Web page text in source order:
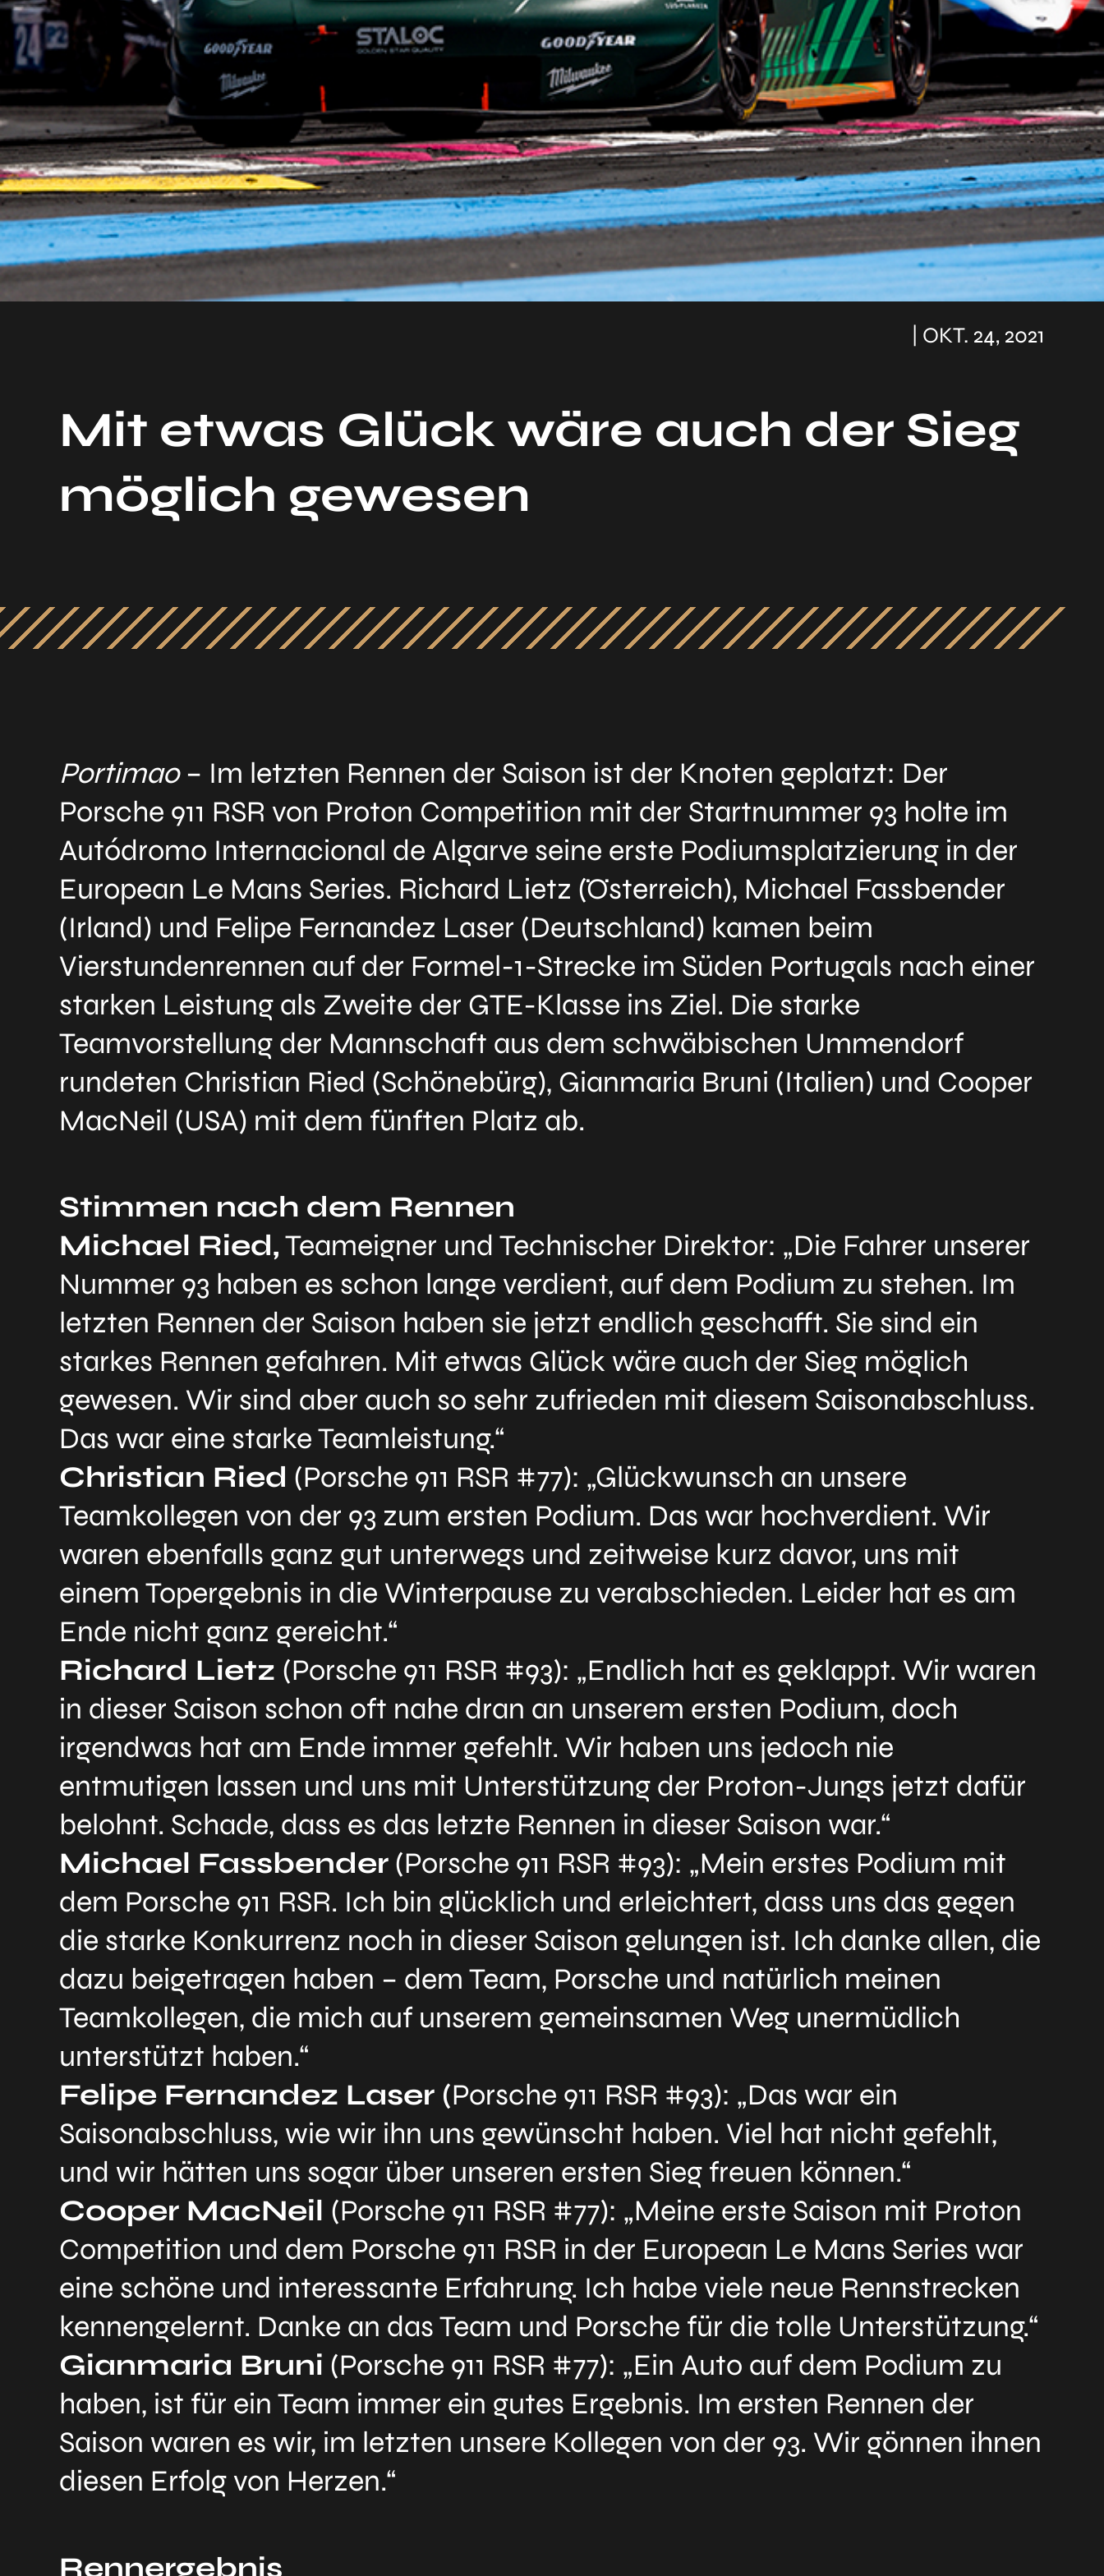
| OKT. 24, 2021
Mit etwas Glück wäre auch der Sieg
möglich gewesen
Portimao– Im letzten Rennen der Saison ist der Knoten geplatzt: Der
Porsche 911 RSR von Proton Competition mit der Startnummer 93 holte im
Autódromo Internacional de Algarve seine erste Podiumsplatzierung in der
European Le Mans Series. Richard Lietz (Österreich), Michael Fassbender
(Irland) und Felipe Fernandez Laser (Deutschland) kamen beim
Vierstundenrennen auf der Formel-1-Strecke im Süden Portugals nach einer
starken Leistung als Zweite der GTE-Klasse ins Ziel. Die starke
Teamvorstellung der Mannschaft aus dem schwäbischen Ummendorf
rundeten Christian Ried (Schönebürg), Gianmaria Bruni (Italien) und Cooper
MacNeil (USA) mit dem fünften Platz ab.
Stimmen nach dem Rennen
Michael Ried,Teameigner und Technischer Direktor: „Die Fahrer unserer
Nummer 93 haben es schon lange verdient, auf dem Podium zu stehen. Im
letzten Rennen der Saison haben sie jetzt endlich geschafft. Sie sind ein
starkes Rennen gefahren. Mit etwas Glück wäre auch der Sieg möglich
gewesen. Wir sind aber auch so sehr zufrieden mit diesem Saisonabschluss.
Das war eine starke Teamleistung.“
Christian Ried (Porsche 911 RSR #77): „Glückwunsch an unsere
Teamkollegen von der 93 zum ersten Podium. Das war hochverdient. Wir
waren ebenfalls ganz gut unterwegs und zeitweise kurz davor, uns mit
einem Topergebnis in die Winterpause zu verabschieden. Leider hat es am
Ende nicht ganz gereicht.“
Richard Lietz (Porsche 911 RSR #93): „Endlich hat es geklappt. Wir waren
in dieser Saison schon oft nahe dran an unserem ersten Podium, doch
irgendwas hat am Ende immer gefehlt. Wir haben uns jedoch nie
entmutigen lassen und uns mit Unterstützung der Proton-Jungs jetzt dafür
belohnt. Schade, dass es das letzte Rennen in dieser Saison war.“
Michael Fassbender (Porsche 911 RSR #93): „Mein erstes Podium mit
dem Porsche 911 RSR. Ich bin glücklich und erleichtert, dass uns das gegen
die starke Konkurrenz noch in dieser Saison gelungen ist. Ich danke allen, die
dazu beigetragen haben – dem Team, Porsche und natürlich meinen
Teamkollegen, die mich auf unserem gemeinsamen Weg unermüdlich
unterstützt haben.“
Felipe Fernandez Laser (Porsche 911 RSR #93): „Das war ein
Saisonabschluss, wie wir ihn uns gewünscht haben. Viel hat nicht gefehlt,
und wir hätten uns sogar über unseren ersten Sieg freuen können.“
Cooper MacNeil (Porsche 911 RSR #77): „Meine erste Saison mit Proton
Competition und dem Porsche 911 RSR in der European Le Mans Series war
eine schöne und interessante Erfahrung. Ich habe viele neue Rennstrecken
kennengelernt. Danke an das Team und Porsche für die tolle Unterstützung.“
Gianmaria Bruni (Porsche 911 RSR #77): „Ein Auto auf dem Podium zu
haben, ist für ein Team immer ein gutes Ergebnis. Im ersten Rennen der
Saison waren es wir, im letzten unsere Kollegen von der 93. Wir gönnen ihnen
diesen Erfolg von Herzen.“
Rennergebnis